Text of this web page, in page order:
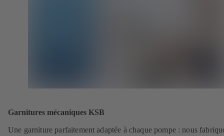
Garnitures mécaniques KSB
Une garniture parfaitement adaptée à chaque pompe : nous